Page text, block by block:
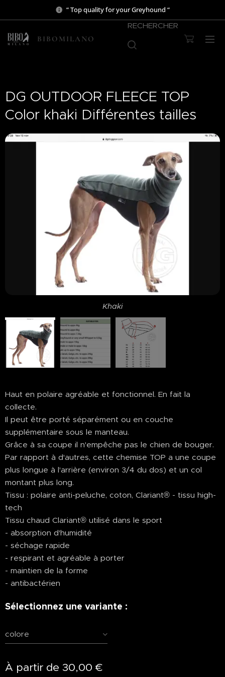
“ Top quality for your Greyhound “
BIBOMILANO
RECHERCHER
DG OUTDOOR FLEECE TOP
Color khaki Différentes tailles
Khaki
Haut en polaire agréable et fonctionnel. En fait la
collecte.
Il peut être porté séparément ou en couche
supplémentaire sous le manteau.
Grâce à sa coupe il n'empêche pas le chien de bouger.
Par rapport à d'autres, cette chemise TOP a une coupe
plus longue à l'arrière (environ 3/4 du dos) et un col
montant plus long.
Tissu : polaire anti-peluche, coton, Clariant® - tissu high-
tech
Tissu chaud Clariant® utilisé dans le sport
- absorption d'humidité
- séchage rapide
- respirant et agréable à porter
- maintien de la forme
- antibactérien
Sélectionnez une variante :
colore
À partir de 30,00 €